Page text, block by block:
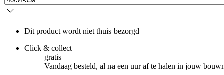
Dit product wordt niet thuis bezorgd
Click & collect
gratis
Vandaag besteld, al na een uur af te halen in jouw